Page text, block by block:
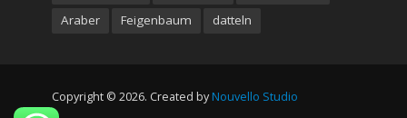
Araber
Feigenbaum datteln
Copyright © 2026. Created by Nouvello Studio